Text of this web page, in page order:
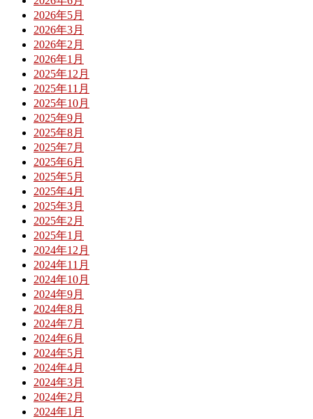
2026年5月
2026年3月
2026年2月
2026年1月
2025年12月
2025年11月
2025年10月
2025年9月
2025年8月
2025年7月
2025年6月
2025年5月
2025年4月
2025年3月
2025年2月
2025年1月
2024年12月
2024年11月
2024年10月
2024年9月
2024年8月
2024年7月
2024年6月
2024年5月
2024年4月
2024年3月
2024年2月
2024年1月